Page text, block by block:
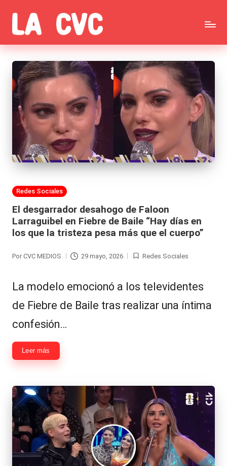
Saltar
al
contenido
C
o
p
u
c
h
a
s
y
F
ar
á
n
ul
a
C
hi
le
n
a
🔥
R
e
Todas
las
noticias
de
la
farándula,
Realitys,
Brava,
Gran
Hermano
-
-
Exclusivas
-
Tv
y
redes
-
lacvc.com
-
Publicada
Redes Sociales
El desgarrador desahogo de Faloon
Larraguibel en Fiebre de Baile “Hay días en
los que la tristeza pesa más que el cuerpo”
Publicado
Por CVC MEDIOS 29 mayo, 2026
Publicada
Redes Sociales
La modelo emocionó a los televidentes
de Fiebre de Baile tras realizar una íntima
confesión…
Leer más